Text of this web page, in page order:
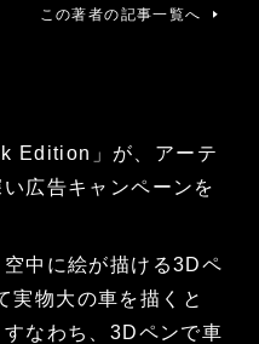
この著者の記事一覧へ
Edition」が、アーテ
広告キャンペーンを
中に絵が描ける3Dペ
実物大の車を描くと
なわち、3Dペンで車